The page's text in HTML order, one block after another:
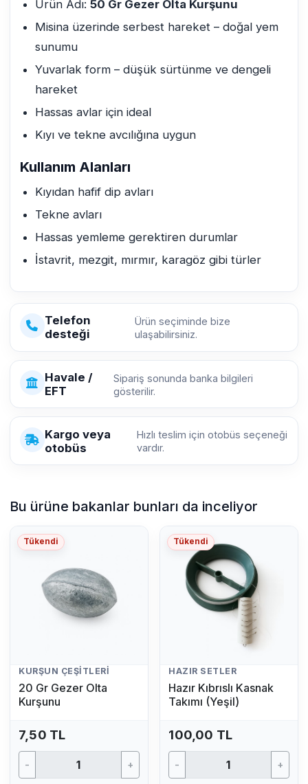
Ürün Adı: 50 Gr Gezer Olta Kurşunu
Misina üzerinde serbest hareket – doğal yem
sunumu
Yuvarlak form – düşük sürtünme ve dengeli
hareket
Hassas avlar için ideal
Kıyı ve tekne avcılığına uygun
Kullanım Alanları
Kıyıdan hafif dip avları
Tekne avları
Hassas yemleme gerektiren durumlar
İstavrit, mezgit, mırmır, karagöz gibi türler
Telefon
desteği
Ürün seçiminde bize
ulaşabilirsiniz.
Havale /
EFT
Sipariş sonunda banka bilgileri
gösterilir.
Kargo veya
otobüs
Hızlı teslim için otobüs seçeneği
vardır.
Bu ürüne bakanlar bunları da inceliyor
Tükendi
KURŞUN ÇEŞITLERI
20 Gr Gezer Olta
Kurşunu
7,50 TL
- +
Tükendi
HAZIR SETLER
Hazır Kıbrıslı Kasnak
Takımı (Yeşil)
100,00 TL
- +